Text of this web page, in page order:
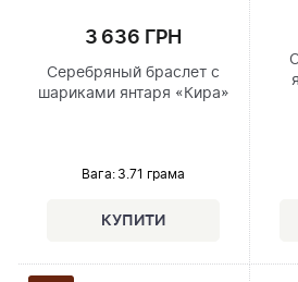
3 636 ГРН
Серебряный браслет с
шариками янтаря «Кира»
Вага: 3.71 грама